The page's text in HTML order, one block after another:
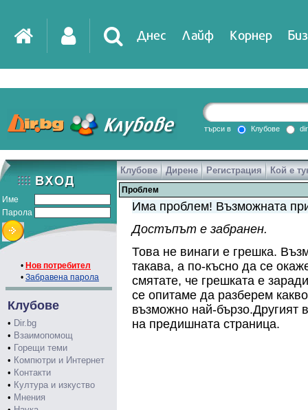
Днес Лайф Корнер
DirTV Impressio
Games
търси в Клубове
Име
Парола
• Нов потребител
• Забравена парола
Клубове
• Dir.bg
• Взаимопомощ
• Горещи теми
• Компютри и Интернет
• Контакти
• Култура и изкуство
• Мнения
Клубове Дирене Регистрация Кой е
Проблем
Има проблем! Възможната
Достъпът е забранен.
Това не винаги е грешка.
такава, а по-късно да се
смятате, че грешката е
се опитаме да разберем
възможно най-бързо.Другият
на предишната страница.